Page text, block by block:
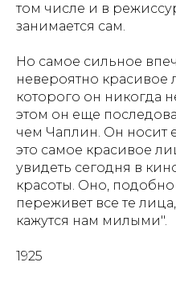
том числе и в
занимается сам.
Но самое сильное
невероятно
которого он никогда
этом он еще
чем Чаплин. Он носит
это самое красивое
увидеть сегодня в
красоты. Оно,
переживет все те
кажутся нам милыми".
1925